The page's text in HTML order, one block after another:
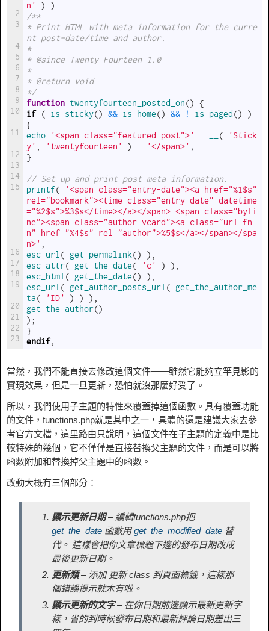
2
3
4
5
6
7
8
9
10
11
12
13
14
15
16
17
18
19
20
21
22
23
n'
) )
:
/**
* Print HTML with meta information for the curre
nt post-date/time and author.
*
* @since Twenty Fourteen 1.0
*
* @return void
*/
function twentyfourteen_posted_on()
{
if
( is_sticky() && is_home() && ! is_paged ()
)
{
echo
'<span class="featured-post">' (
'Stick
y'
'twentyfourteen' ) '</span>' ;
}
// Set up and print post meta information.
printf(
'<span class="entry-date"><a href="%1$s"
rel="bookmark"><time class="entry-date" datetime
="%2$s">%3$s</time></a></span> <span class="byli
ne"><span class="author vcard"><a class="url fn
n" href="%4$s" rel="author">%5$s</a></span></spa
n>'
esc_url ( get_permalink() )
esc_attr( get_the_date( 'c' ) )
esc_html ( get_the_date() )
esc_url ( get_author_posts_url (
get_the_author_me
ta( 'ID' ) ) )
get_the_author()
) ;
}
endif;
當然，我們不能直接去修改這個文件——雖然它能夠立竿見影的
實現效果，但是一旦更新，恐怕就沒那麼好受了。
所以，我們使用子主題的特性來覆蓋掉這個函數。具有覆蓋功能
的文件，functions.php就是其中之一，具體的還是建議大家去參
考官方文檔，這里路由只說明，這個文件在子主題的定義中是比
較特殊的幾個，它不僅僅是直接替換父主題的文件，而是可以將
函數附加和替換掉父主題中的函數。
改動大概有三個部分：
顯示更新日期– 編輯functions.php把
get_the_date 函數用get_the_modified_date 替
代。 這樣會把你文章標題下邊的發布日期改成
最後更新日期。
更新類– 添加 更新class 到頁面標籤，這樣那
個錯誤提示就木有啦。
顯示更新的文字– 在你日期前邊顯示最新更新字
樣，省的到時候發布日期和最新評論日期差出三